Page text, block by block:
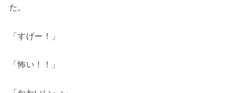
た。
「すげー！」
「怖い！！」